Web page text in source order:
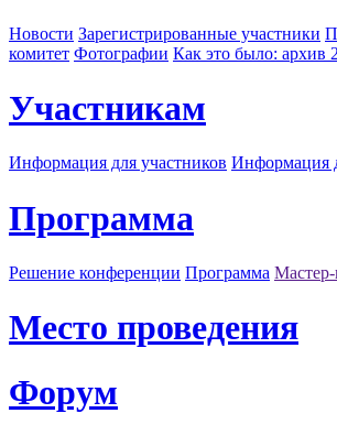
Новости Зарегистрированные участники
комитет Фотографии Как это было: архив
Участникам
Информация для участников Информация
Программа
Решение конференции Программа
Место проведения
Форум